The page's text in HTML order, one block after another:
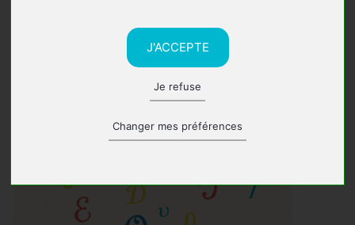
J'ACCEPTE
Je refuse
Changer mes préférences